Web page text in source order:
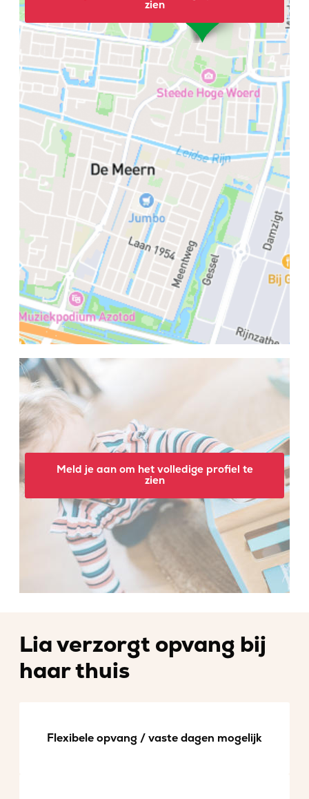
zien
Meld je aan om het volledige profiel te
zien
Lia verzorgt opvang bij
haar thuis
Flexibele opvang / vaste dagen mogelijk